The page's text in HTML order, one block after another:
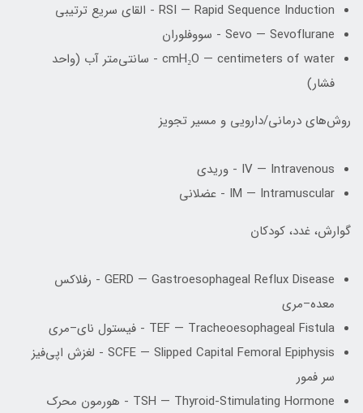
RSI — Rapid Sequence Induction - القای سریع ترتیبی
Sevo — Sevoflurane - سووفلوران
cmH₂O — centimeters of water - سانتی‌متر آب (واحد
فشار)
روش‌های درمانی/دارویی و مسیر تجویز
IV — Intravenous - وریدی
IM — Intramuscular - عضلانی
گوارش، غدد، کودکان
GERD — Gastroesophageal Reflux Disease - رفلاکس
معده–مری
TEF — Tracheoesophageal Fistula - فیستول نای–مری
SCFE — Slipped Capital Femoral Epiphysis - لغزش اپی‌فیز
سر فمور
TSH — Thyroid-Stimulating Hormone - هورمون محرک